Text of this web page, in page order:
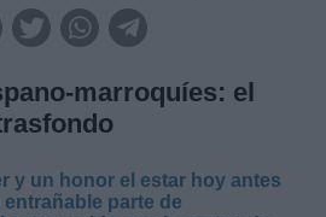
marroquíes: el
y un honor el estar hoy antes
parte de